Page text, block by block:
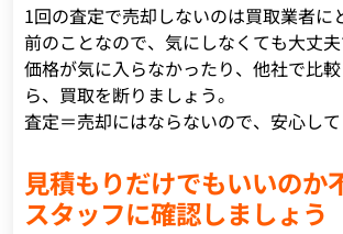
1回の査定で売却しないのは買取業者に
前のことなので、気にしなくても大丈夫
価格が気に入らなかったり、他社で比
ら、買取を断りましょう。
査定＝売却にはならないので、安心して
見積もりだけでもいいのか
スタッフに確認しましょう